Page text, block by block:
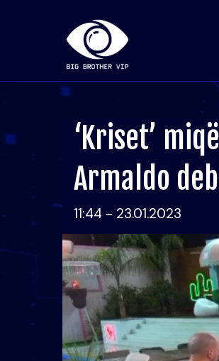
‘Kriset’
Armaldo
11:44 - 23.01.2023